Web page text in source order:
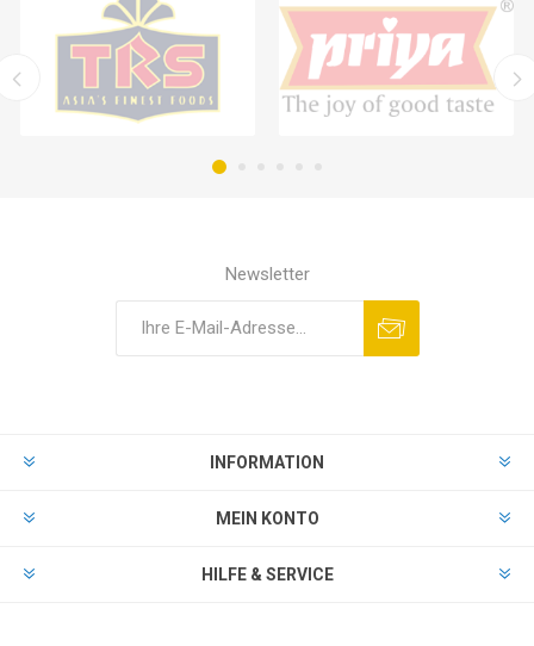
Newsletter
INFORMATION
MEIN KONTO
HILFE & SERVICE